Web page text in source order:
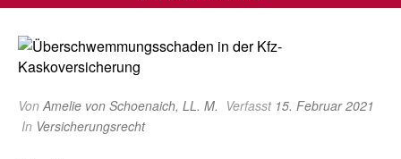
VonAmelie von Schoenaich, LL. M. Verfasst 15. Februar 2021
In Versicherungsrecht